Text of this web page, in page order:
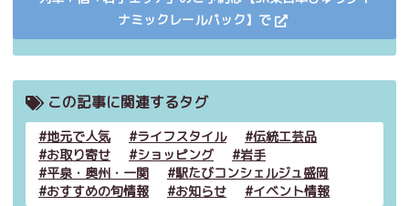
ナミックレールパック】で
この記事に関連するタグ
地元で人気 ライフスタイル
伝統工芸品
お取り寄せ
ショッピング
岩手
平泉・奥州・一関
駅たびコンシェルジュ盛岡
おすすめの旬情報
お知らせ イベント情報